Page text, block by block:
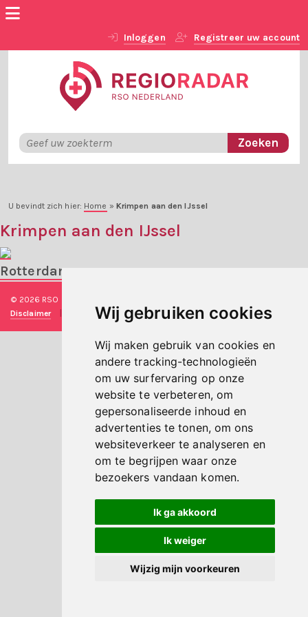
Wij gebruiken cookies
Wij maken gebruik van cookies en
andere tracking-technologieën
om uw surfervaring op onze
website te verbeteren, om
gepersonaliseerde inhoud en
advertenties te tonen, om ons
websiteverkeer te analyseren en
om te begrijpen waar onze
bezoekers vandaan komen.
Ik ga akkoord
Ik weiger
Wijzig mijn voorkeuren
Inloggen Registreer uw account
U bevindt zich hier: Home » Krimpen aan den IJssel
Krimpen aan den IJssel
Rotterdam
© 2026 RSO Nederland
Disclaimer
Privacy verklaring | Technische realisatieSieronline B.V.